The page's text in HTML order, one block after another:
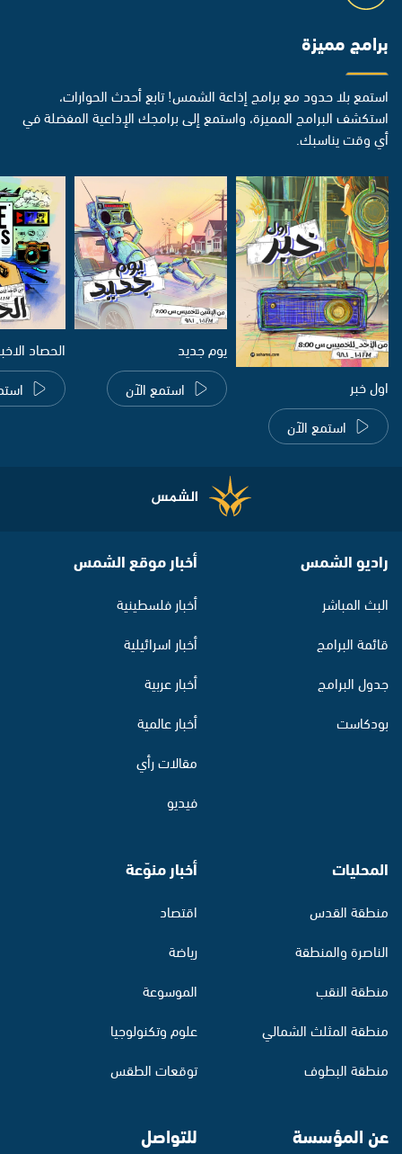
برامج مميزة
استمع بلا حدود مع برامج إذاعة الشمس! تابع أحدث الحوارات،
استكشف البرامج المميزة، واستمع إلى برامجك الإذاعية المفضلة في
أي وقت يناسبك.
اول خبر
استمع الآن
يوم جديد
استمع الآن
الحصاد
راديو الشمس
البث المباشر
قائمة البرامج
جدول البرامج
بودكاست
أخبار موقع الشمس
أخبار فلسطينية
أخبار اسرائيلية
أخبار عربية
أخبار عالمية
مقالات رأي
فيديو
المحليات
منطقة القدس
الناصرة والمنطقة
منطقة النقب
منطقة المثلث الشمالي
منطقة البطوف
أخبار منوّعة
اقتصاد
رياضة
الموسوعة
علوم وتكنولوجيا
توقعات الطقس
عن المؤسسة للتواصل